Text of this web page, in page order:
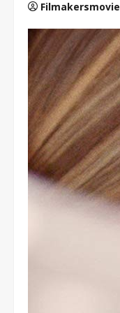
Filmakersmovie